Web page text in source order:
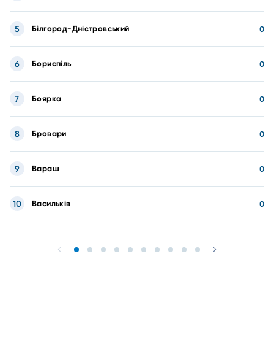
Білгород-Дністровський 0
5
Бориспіль 0
6
Боярка 0
7
Бровари 0
8
Вараш 0
9
Васильків 0
10